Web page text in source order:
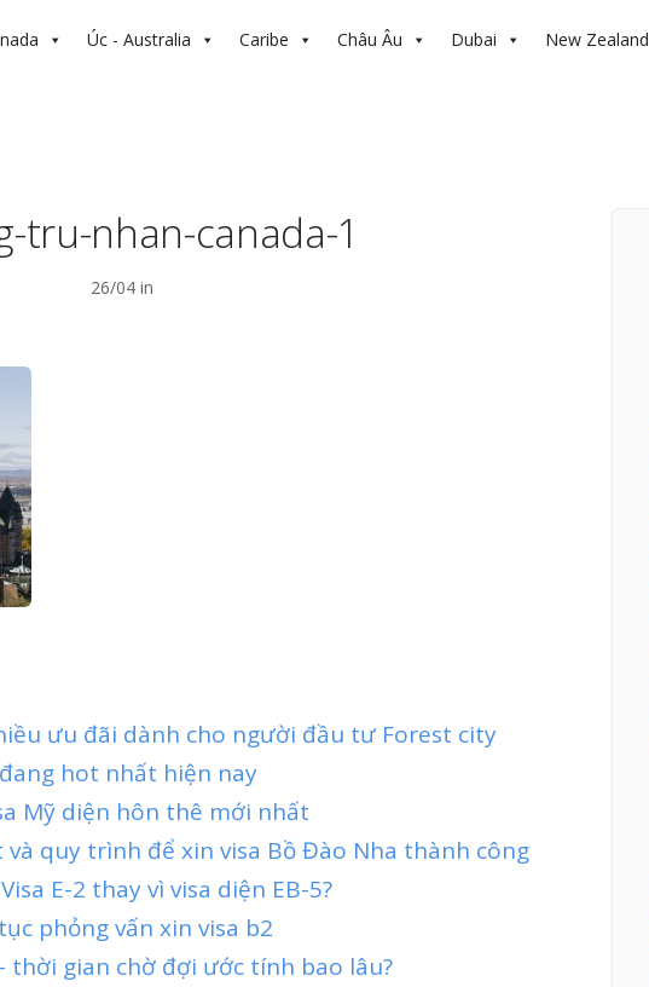
Úc - Australia Caribe Châu Âu Dubai New Zealand
tru-nhan-canada-1
26/04 in
ưu đãi dành cho người đầu tư Forest city
hot nhất hiện nay
Mỹ diện hôn thê mới nhất
quy trình để xin visa Bồ Đào Nha thành công
E-2 thay vì visa diện EB-5?
phỏng vấn xin visa b2
thời gian chờ đợi ước tính bao lâu?